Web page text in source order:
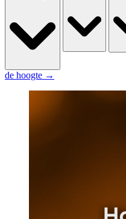
de hoogte →